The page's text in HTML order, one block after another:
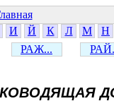
И Й К Л М Н
РАЖ...